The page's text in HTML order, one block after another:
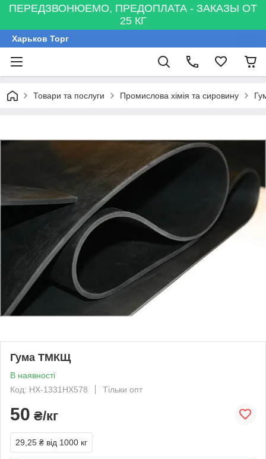
ПЕРЕДЗВОНЮЕМО, ПРЕДОПЛАТА - ЗАКАЗЫ ОТ
25 КГ
Харьков Торг
Товари та послуги Промислова хімія та сировину
Гума ТМКЩ
В наявності
Код: НХ-1331НХ578
Тільки опт
50 ₴/кг
29,25 ₴ від 1000 кг